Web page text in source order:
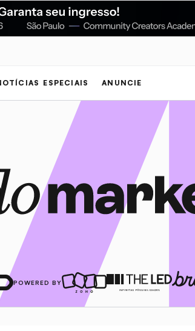
ESPECIAIS ANUNCIE
POWERED BY